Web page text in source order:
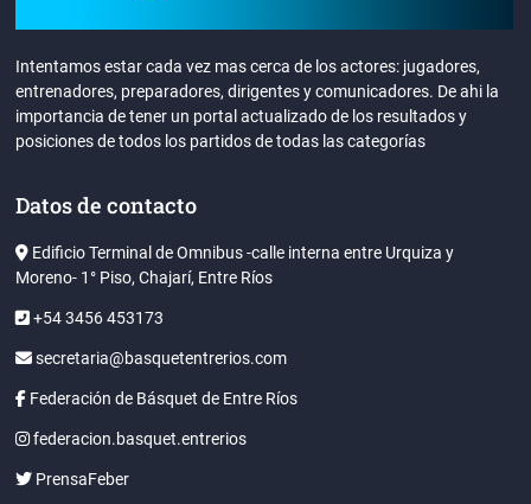
Intentamos estar cada vez mas cerca de los actores: jugadores,
entrenadores, preparadores, dirigentes y comunicadores. De ahi la
importancia de tener un portal actualizado de los resultados y
posiciones de todos los partidos de todas las categorías
Datos de contacto
Edificio Terminal de Omnibus -calle interna entre Urquiza y
Moreno- 1° Piso, Chajarí, Entre Ríos
+54 3456 453173
secretaria@basquetentrerios.com
Federación de Básquet de Entre Ríos
federacion.basquet.entrerios
PrensaFeber